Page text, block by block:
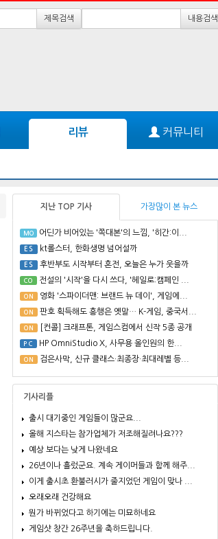
제목검색 내용검색
리뷰 커뮤니티
지난 TOP 기사 가장많이 본 뉴스
MO 어딘가 비어있는 '쪽대본'의 느낌, '히간:이...
ES kt롤스터, 한화생명 넘어설까
ES 후반부도 시작부터 혼전, 오늘은 누가 웃을까
CO 전설의 '시작'을 다시 쓰다, '헤일로:캠페인 ...
ON 영화 '스파이더맨: 브랜드 뉴 데이', 게임에...
ON 판호 획득해도 흥행은 옛말… K-게임, 중국서...
ON [컨콜] 크래프톤, 게임스컴에서 신작 5종 공개
PC HP OmniStudio X, 사무용 올인원의 한...
ON 검은사막, 신규 클래스·최종장·최대레벨 등...
기사리플
출시 대기중인 게임들이 많군요...
올해 지스타는 참가업체가 저조해질려나요???
예상 보다는 낮게 나왔네요
26년이나 흘렀군요. 계속 게이머들과 함께 해주...
이게 출시초 환불러시가 줄지었던 게임이 맞나 ...
오래오래 건강해요
뭔가 바뀌었다고 하기에는 미묘하네요
게임샷 창간 26주년을 축하드립니다.